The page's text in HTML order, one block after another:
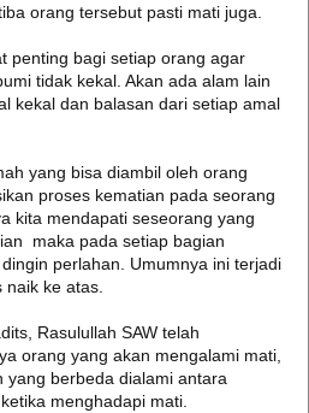
orang tersebut pasti mati juga.
penting bagi setiap orang agar
tidak kekal. Akan ada alam lain
kekal dan balasan dari setiap amal
yang bisa diambil oleh orang
proses kematian pada seorang
kita mendapati seseorang yang
maka pada setiap bagian
perlahan. Umumnya ini terjadi
ke atas.
Rasulullah SAW telah
orang yang akan mengalami mati,
yang berbeda dialami antara
menghadapi mati.